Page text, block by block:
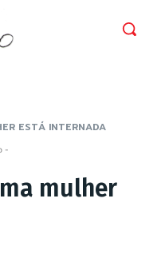
ESTÁ INTERNADA
-
mulher